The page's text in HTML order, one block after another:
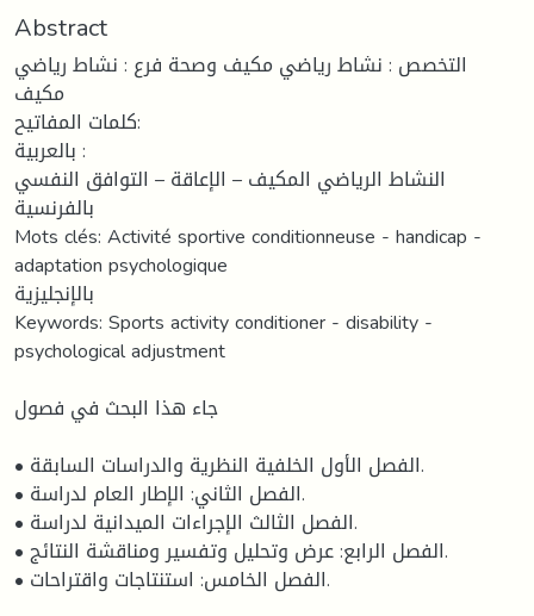
Abstract
التخصص : نشاط رياضي مكيف وصحة فرع : نشاط رياضي
مكيف
كلمات المفاتيح:
بالعربية :
النشاط الرياضي المكيف – الإعاقة – التوافق النفسي
بالفرنسية
Mots clés: Activité sportive conditionneuse - handicap -
adaptation psychologique
بالإنجليزية
Keywords: Sports activity conditioner - disability -
psychological adjustment
جاء هذا البحث في فصول
• الفصل الأول الخلفية النظرية والدراسات السابقة.
• الفصل الثاني: الإطار العام لدراسة.
• الفصل الثالث الإجراءات الميدانية لدراسة.
• الفصل الرابع: عرض وتحليل وتفسير ومناقشة النتائج.
• الفصل الخامس: استنتاجات واقتراحات.